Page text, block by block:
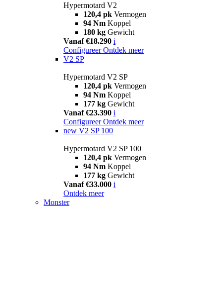
Hypermotard V2
120,4 pk Vermogen
94 Nm Koppel
180 kg Gewicht
Vanaf €18.290 i
Configureer Ontdek meer
V2 SP
Hypermotard V2 SP
120,4 pk Vermogen
94 Nm Koppel
177 kg Gewicht
Vanaf €23.390 i
Configureer Ontdek meer
new V2 SP 100
Hypermotard V2 SP 100
120,4 pk Vermogen
94 Nm Koppel
177 kg Gewicht
Vanaf €33.000 i
Ontdek meer
Monster